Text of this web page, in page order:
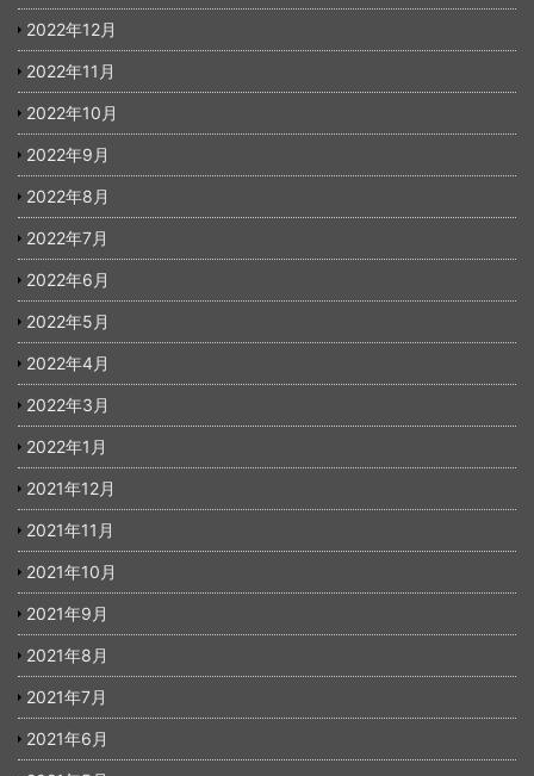
2022年12月
2022年11月
2022年10月
2022年9月
2022年8月
2022年7月
2022年6月
2022年5月
2022年4月
2022年3月
2022年1月
2021年12月
2021年11月
2021年10月
2021年9月
2021年8月
2021年7月
2021年6月